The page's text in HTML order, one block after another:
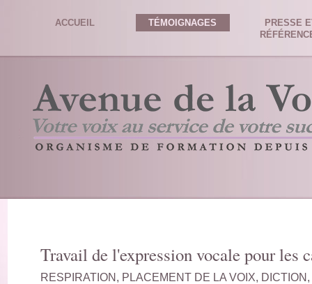
ACCUEIL TÉMOIGNAGES
PRESSE
Travail de l'expression vocale pour les
RESPIRATION, PLACEMENT DE LA VOIX,